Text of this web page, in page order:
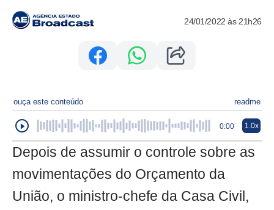
24/01/2022 às 21h26
ouça este conteúdo readme
0:00 1.0x
Depois de assumir o controle sobre as
movimentações do Orçamento da
União, o ministro-chefe da Casa Civil,